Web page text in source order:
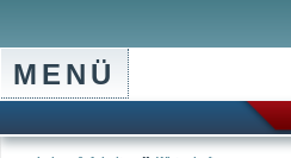
MENÜ